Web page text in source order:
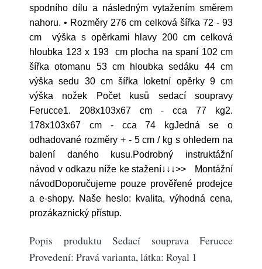
spodního dílu a následným vytažením směrem
nahoru. • Rozměry 276 cm celková šířka 72 - 93
cm výška s opěrkami hlavy 200 cm celková
hloubka 123 x 193 cm plocha na spaní 102 cm
šířka otomanu 53 cm hloubka sedáku 44 cm
výška sedu 30 cm šířka loketní opěrky 9 cm
výška nožek Počet kusů sedací soupravy
Ferucce1. 208x103x67 cm - cca 77 kg2.
178x103x67 cm - cca 74 kgJedná se o
odhadované rozměry + - 5 cm / kg s ohledem na
balení daného kusu.Podrobný instruktážní
návod v odkazu níže ke stažení↓↓↓>> Montážní
návodDoporučujeme pouze prověřené prodejce
a e-shopy. Naše heslo: kvalita, výhodná cena,
prozákaznický přístup.
Popis produktu Sedací souprava Ferucce
Provedení: Pravá varianta, látka: Royal 1